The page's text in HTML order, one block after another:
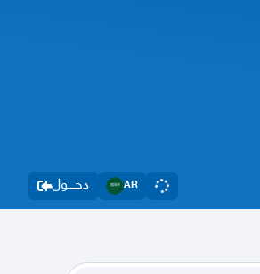
دخــــول AR